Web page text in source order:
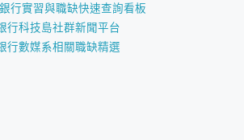
行實習與職缺快速查詢看板
行科技島社群新聞平台
行數媒系相關職缺精選